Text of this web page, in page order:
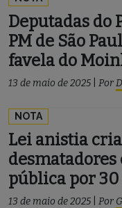
Deputadas do
PM de São
favela do
13 de maio de 2025 Por
NOTA
Lei anistia
pública por 30
13 de maio de 2025 Por